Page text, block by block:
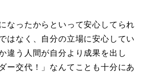
なったからといって安心してられ
はなく、自分の立場に安心してい
違う人間が自分より成果を出し
ー交代！」なんてことも十分にあ